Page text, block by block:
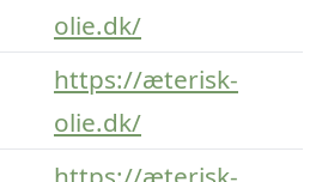
olie.dk/
https://æterisk-
olie.dk/